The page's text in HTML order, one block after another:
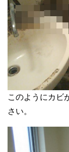
このようにカビ
さい。